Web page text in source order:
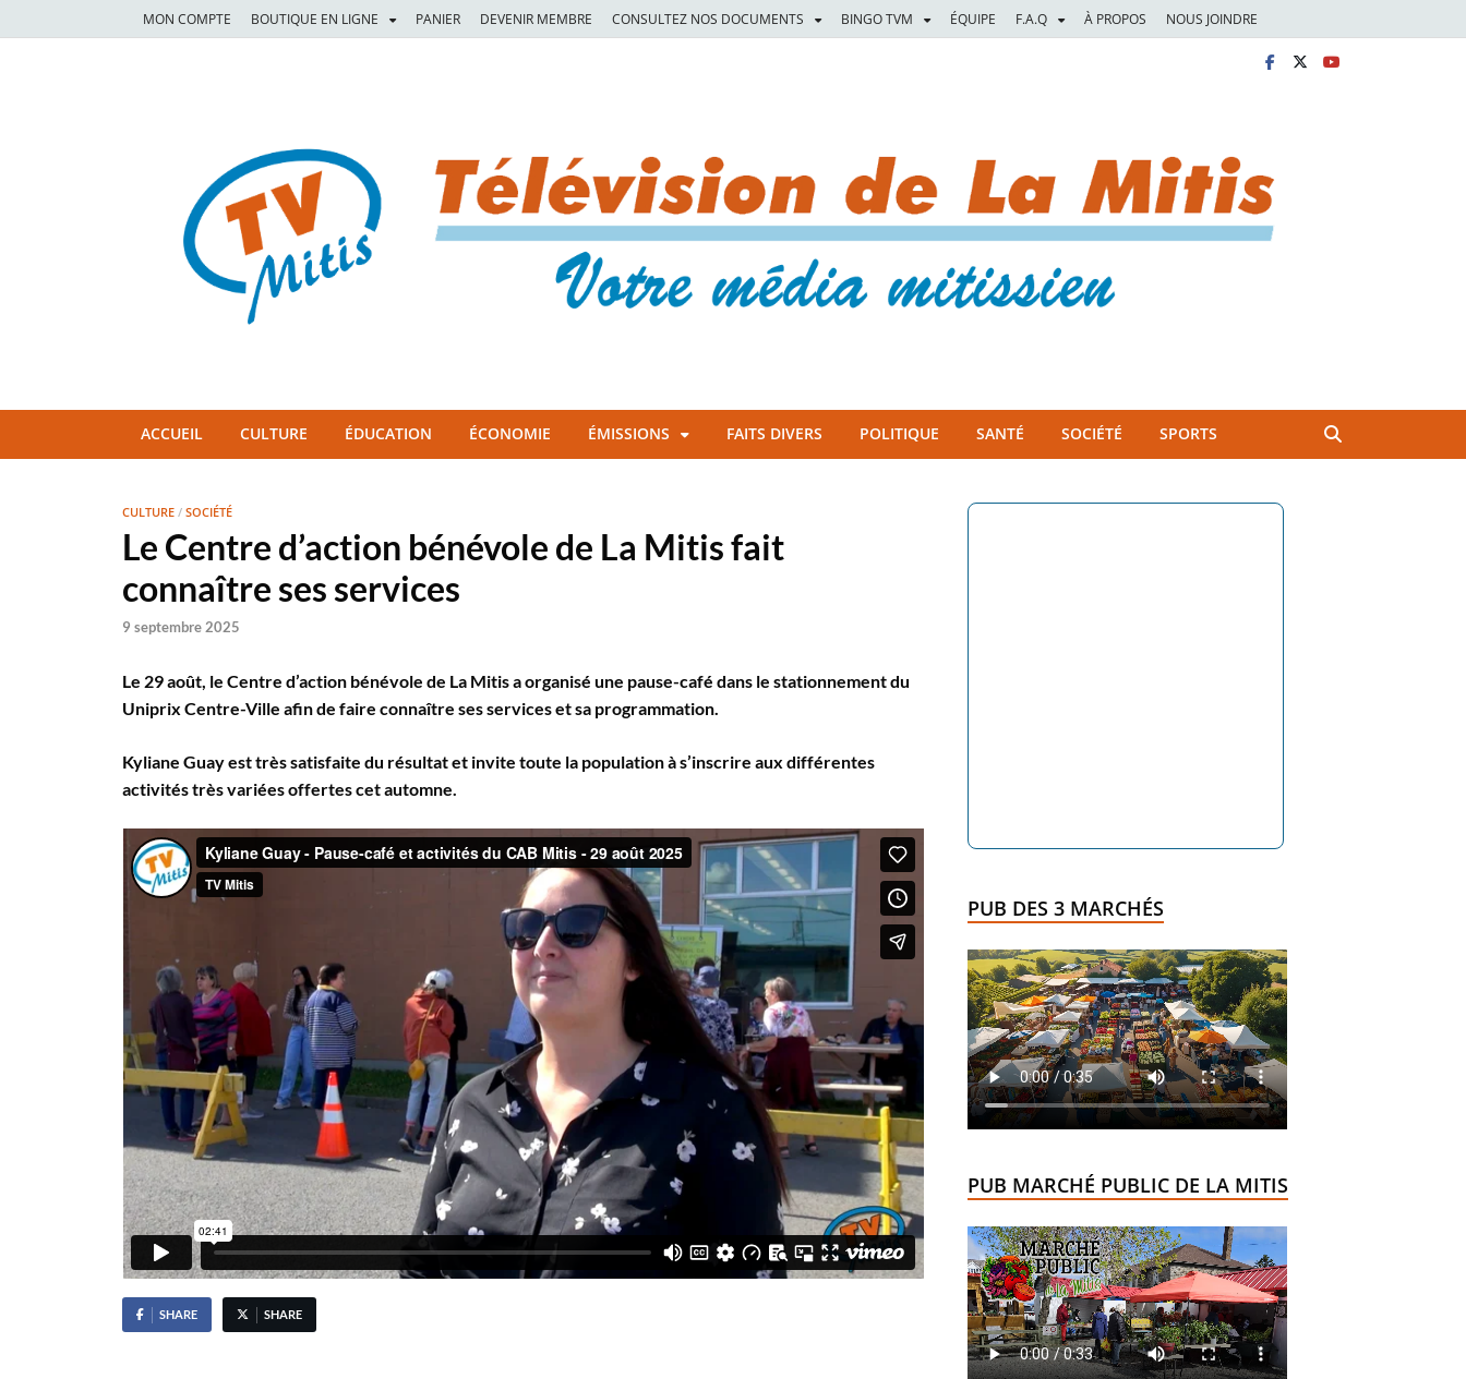
MON COMPTE BOUTIQUE EN LIGNE PANIER DEVENIR MEMBRE CONSULTEZ NOS DOCUMENTS BINGO TVM ÉQUIPE F.A.Q À PROPOS NOUS JOINDRE
TVM
ACCUEIL CULTURE ÉDUCATION ÉCONOMIE ÉMISSIONS FAITS DIVERS POLITIQUE SANTÉ SOCIÉTÉ SPORTS
CULTURE / SOCIÉTÉ
Le Centre d’action bénévole de La Mitis fait
connaître ses services
9 septembre 2025
Le 29 août, le Centre d’action bénévole de La Mitis a organisé une pause-café dans le stationnement du
Uniprix Centre-Ville afin de faire connaître ses services et sa programmation.
Kyliane Guay est très satisfaite du résultat et invite toute la population à s’inscrire aux différentes
activités très variées offertes cet automne.
SHARE SHARE
PUB DES 3 MARCHÉS
PUB MARCHÉ PUBLIC DE LA MITIS